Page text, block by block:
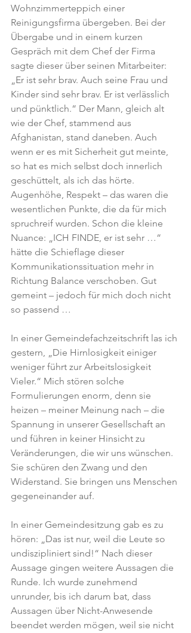
Wohnzimmerteppich einer
Reinigungsfirma übergeben. Bei der
Übergabe und in einem kurzen
Gespräch mit dem Chef der Firma
sagte dieser über seinen Mitarbeiter:
„Er ist sehr brav. Auch seine Frau und
Kinder sind sehr brav. Er ist verlässlich
und pünktlich.“ Der Mann, gleich alt
wie der Chef, stammend aus
Afghanistan, stand daneben. Auch
wenn er es mit Sicherheit gut meinte,
so hat es mich selbst doch innerlich
geschüttelt, als ich das hörte.
Augenhöhe, Respekt – das waren die
wesentlichen Punkte, die da für mich
spruchreif wurden. Schon die kleine
Nuance: „ICH FINDE, er ist sehr …“
hätte die Schieflage dieser
Kommunikationssituation mehr in
Richtung Balance verschoben. Gut
gemeint – jedoch für mich doch nicht
so passend …
In einer Gemeindefachzeitschrift las ich
gestern, „Die Hirnlosigkeit einiger
weniger führt zur Arbeitslosigkeit
Vieler.“ Mich stören solche
Formulierungen enorm, denn sie
heizen – meiner Meinung nach – die
Spannung in unserer Gesellschaft an
und führen in keiner Hinsicht zu
Veränderungen, die wir uns wünschen.
Sie schüren den Zwang und den
Widerstand. Sie bringen uns Menschen
gegeneinander auf.
In einer Gemeindesitzung gab es zu
hören: „Das ist nur, weil die Leute so
undiszipliniert sind!“ Nach dieser
Aussage gingen weitere Aussagen die
Runde. Ich wurde zunehmend
unrunder, bis ich darum bat, dass
Aussagen über Nicht-Anwesende
beendet werden mögen, weil sie nicht